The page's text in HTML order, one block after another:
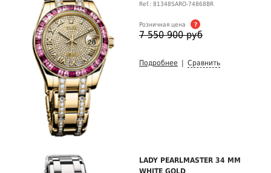
Ref.: 81348SARO-74868BR
Розничная цена ?
7 550 900 руб
Подробнее Сравнить
LADY PEARLMASTER 34 MM
WHITE GOLD